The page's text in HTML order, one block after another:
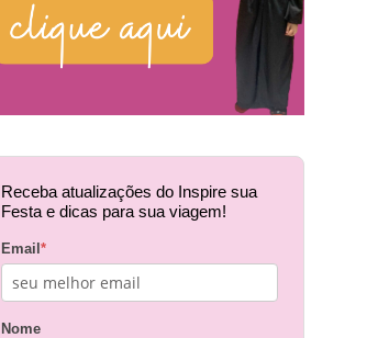
Receba atualizações do Inspire sua
Festa e dicas para sua viagem!
Email *
Nome